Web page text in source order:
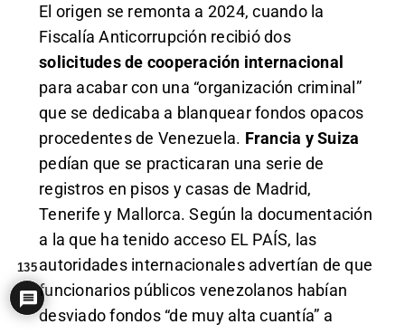
El origen se remonta a 2024, cuando la
Fiscalía Anticorrupción recibió dos
solicitudes de cooperación internacional
para acabar con una “organización criminal”
que se dedicaba a blanquear fondos opacos
procedentes de Venezuela. Francia y Suiza
pedían que se practicaran una serie de
registros en pisos y casas de Madrid,
Tenerife y Mallorca.Según la documentación
a la que ha tenido acceso EL PAÍS, las
autoridades internacionales advertían de que
funcionarios públicos venezolanos habían
desviado fondos “de muy alta cuantía” a
135